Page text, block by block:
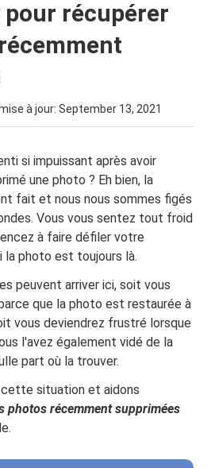
pour récupérer
à jour:September 13, 2021
si impuissant après avoir
une photo ? Eh bien, la
fait et nous nous sommes figés
Vous vous sentez tout froid
à faire défiler votre
la photo est toujours là.
peuvent arriver ici, soit vous
que la photo est restaurée à
vous deviendrez frustré lorsque
l'avez également vidé de la
part où la trouver.
cette situation et aidons
photos récemment supprimées